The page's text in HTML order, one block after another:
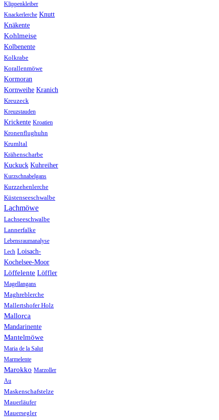
Klippenkleiber
Knackerlerche Knutt
Knäkente
Kohlmeise
Kolbenente
Kolkrabe
Korallenmöwe
Kormoran
Kornweihe Kranich
Kreuzeck
Kreuzstauden
Krickente Kroatien
Kronenflughuhn
Krumltal
Krähenscharbe
Kuckuck Kuhreiher
Kurzschnabelgans
Kurzzehenlerche
Küstenseeschwalbe
Lachmöwe
Lachseeschwalbe
Lannerfalke
Lebensraumanalyse
Lech Loisach-
Kochelsee-Moor
Löffelente Löffler
Magellangans
Maghreblerche
Mallertshofer Holz
Mallorca
Mandarinente
Mantelmöwe
Maria de la Salut
Marmelente
Marokko Marzoller
Au
Maskenschafstelze
Mauerläufer
Mauersegler